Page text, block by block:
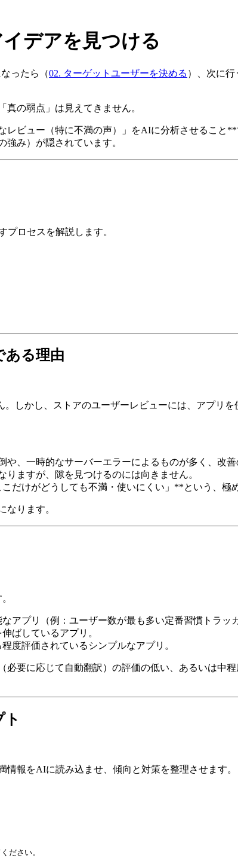
デアを見つける
ったら（02. ターゲットユーザーを決める ）、次に
の弱点」は見えてきません。
レビュー（特に不満の声）」をAIに分析させること
み）が隠されています。
ロセスを解説します。
ある理由
しかし、ストアのユーザーレビューには、アプリ
や、一時的なサーバーエラーによるものが多く、改善
りますが、隙を見つけるのには向きません。
だけがどうしても不満・使いにくい」**という、極
なります。
アプリ（例：ユーザー数が最も多い定番習慣トラッ
ばしているアプリ。
度評価されているシンプルなアプリ。
要に応じて自動翻訳）の評価の低い、あるいは中
情報をAIに読み込ませ、傾向と対策を整理させます。
ださい。